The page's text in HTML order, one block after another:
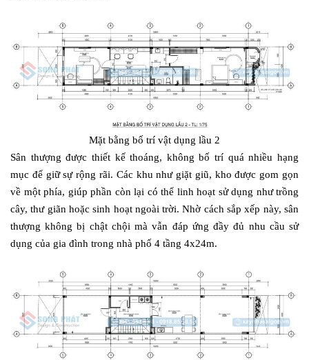
Mặt bằng bố trí vật dụng lầu 2
Sân thượng được thiết kế thoáng, không bố trí quá nhiều hạng
mục để giữ sự rộng rãi. Các khu như giặt giũ, kho được gom gọn
về một phía, giúp phần còn lại có thể linh hoạt sử dụng như trồng
cây, thư giãn hoặc sinh hoạt ngoài trời. Nhờ cách sắp xếp này, sân
thượng không bị chật chội mà vẫn đáp ứng đầy đủ nhu cầu sử
dụng của gia đình trong nhà phố 4 tầng 4x24m.